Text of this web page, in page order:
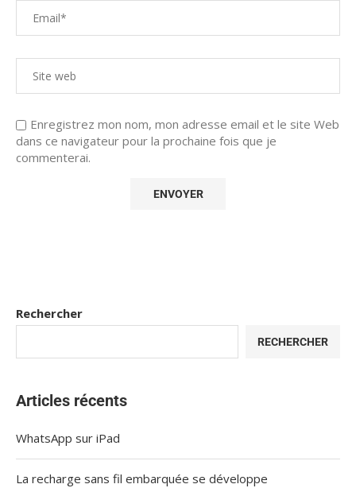
Enregistrez mon nom, mon adresse email et le site Web
dans ce navigateur pour la prochaine fois que je
commenterai.
Rechercher
RECHERCHER
Articles récents
WhatsApp sur iPad
La recharge sans fil embarquée se développe